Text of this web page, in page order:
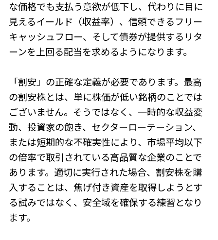
な価格でも支払う意欲が低下し、代わりに目に
見えるイールド（収益率）、信頼できるフリー
キャッシュフロー、そして債券が提供するリタ
ーンを上回る配当を求めるようになります。
「割安」の正確な定義が必要であります。最高
の割安株とは、単に株価が低い銘柄のことでは
ございません。そうではなく、一時的な収益変
動、投資家の飽き、セクターローテーション、
または短期的な不確実性により、市場平均以下
の倍率で取引されている高品質な企業のことで
あります。適切に実行された場合、割安株を購
入することは、焦げ付き資産を取得しようとす
る試みではなく、安全域を確保する練習となり
ます。